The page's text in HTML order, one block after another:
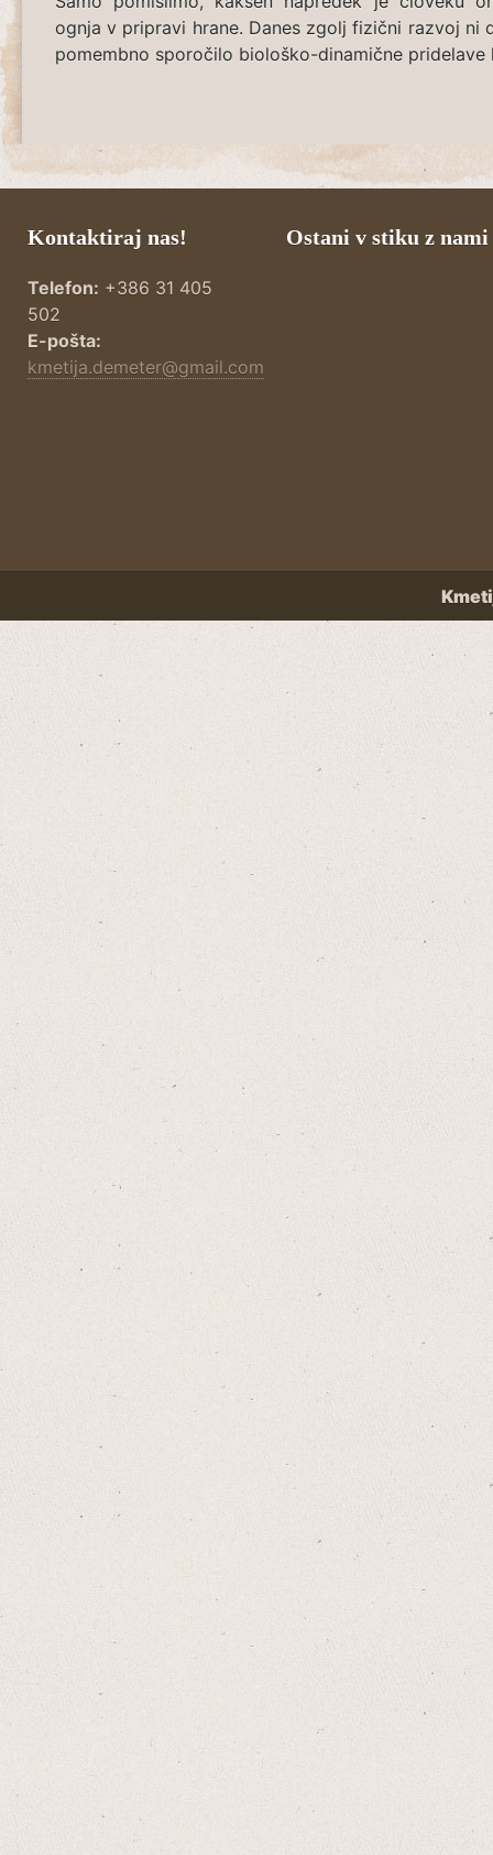
ognja v pripravi hrane. Danes zgolj fizični razvoj ni
pomembno sporočilo biološko-dinamične pridelave
Kontaktiraj nas!
Telefon: +386 31 405
502
E-pošta:
kmetija.demeter@gmail.com
Ostani v stiku z nami